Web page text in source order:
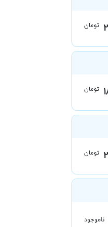
تومان
تومان
تومان
ناموجود